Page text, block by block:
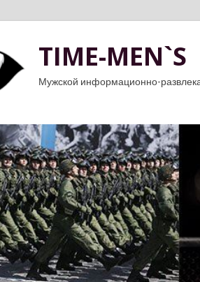
TIME-MEN`S
Мужской информационно-